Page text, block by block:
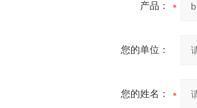
产品：
您的单位：
您的姓名：